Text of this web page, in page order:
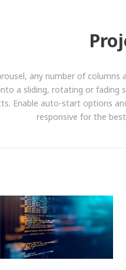
any number of
a sliding, rotating or fading
Enable auto-start options
responsive for the